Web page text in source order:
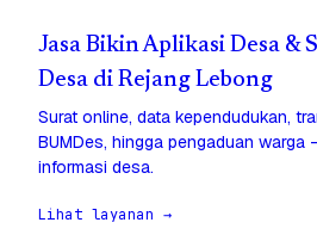
Jasa Bikin Aplikasi Desa &
Desa di Rejang Lebong
Surat online, data kependudukan,
BUMDes, hingga pengaduan
informasi desa.
Lihat layanan →